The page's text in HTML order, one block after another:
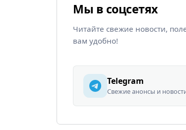
Мы в соцсетях
Читайте свежие новости,
вам удобно!
Telegram
Свежие анонсы и